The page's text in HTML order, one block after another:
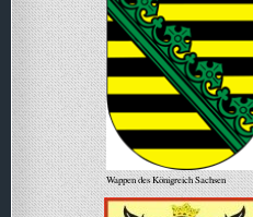
Wappen des Königreich Sachsen